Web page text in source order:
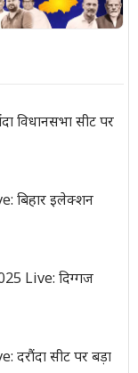
विधानसभा सीट पर
बिहार इलेक्शन
Live: दिग्गज
सीट पर बड़ा